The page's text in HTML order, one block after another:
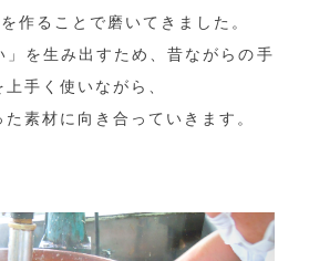
作ることで磨いてきました。
」を生み出すため、昔ながらの手
手く使いながら、
素材に向き合っていきます。